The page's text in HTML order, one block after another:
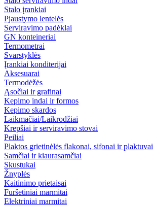
Stalo įrankiai
Pjaustymo lentelės
Serviravimo padėklai
GN konteineriai
Termometrai
Svarstyklės
Įrankiai konditerijai
Aksesuarai
Termodėžės
Ąsočiai ir grafinai
Kepimo indai ir formos
Kepimo skardos
Laikmačiai/Laikrodžiai
Krepšiai ir serviravimo stovai
Peiliai
Plaktos grietinėlės flakonai, sifonai ir plaktuvai
Samčiai ir kiaurasamčiai
Skustukai
Žnyplės
Kaitinimo prietaisai
Furšetiniai marmitai
Elektriniai marmitai